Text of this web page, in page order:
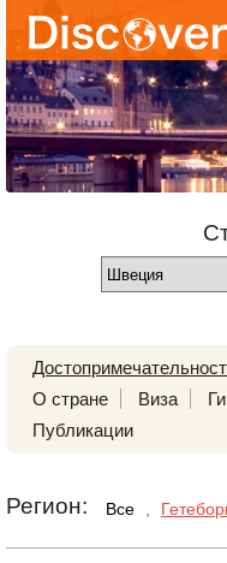
О стране
Виза
Публикации
Регион: Все